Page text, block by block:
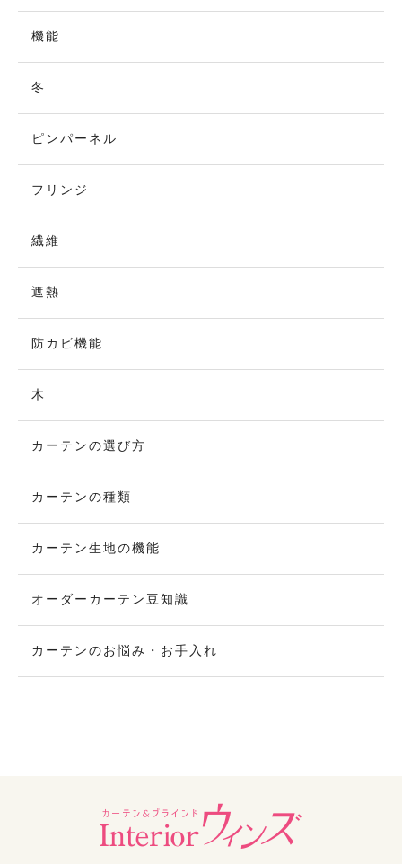
機能
冬
ピンパーネル
フリンジ
繊維
遮熱
防カビ機能
木
カーテンの選び方
カーテンの種類
カーテン生地の機能
オーダーカーテン豆知識
カーテンのお悩み・お手入れ